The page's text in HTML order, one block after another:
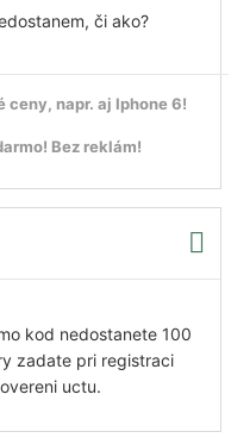
či ako?
napr. aj Iphone 6!
Bez reklám!
kod nedostanete 100
zadate pri registraci
uctu.